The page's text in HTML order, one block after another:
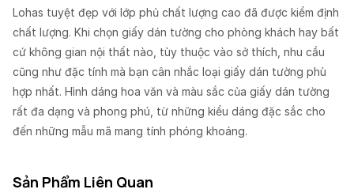
Lohas tuyệt đẹp với lớp phủ chất lượng cao đã được kiểm định
chất lượng. Khi chọn giấy dán tường cho phòng khách hay bất
cứ không gian nội thất nào, tùy thuộc vào sở thích, nhu cầu
cũng như đặc tính mà bạn cân nhắc loại giấy dán tường phù
hợp nhất. Hình dáng hoa văn và màu sắc của giấy dán tường
rất đa dạng và phong phú, từ những kiểu dáng đặc sắc cho
đến những mẫu mã mang tính phóng khoáng.
Sản Phẩm Liên Quan